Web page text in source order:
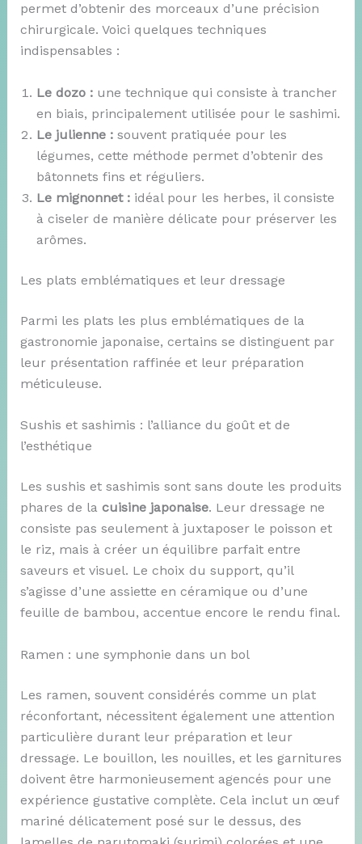
permet d’obtenir des morceaux d’une précision
chirurgicale. Voici quelques techniques
indispensables :
Le dozo :une technique qui consiste à trancher
en biais, principalement utilisée pour le sashimi.
Le julienne :souvent pratiquée pour les
légumes, cette méthode permet d’obtenir des
bâtonnets fins et réguliers.
Le mignonnet :idéal pour les herbes, il consiste
à ciseler de manière délicate pour préserver les
arômes.
Les plats emblématiques et leur dressage
Parmi les plats les plus emblématiques de la
gastronomie japonaise, certains se distinguent par
leur présentation raffinée et leur préparation
méticuleuse.
Sushis et sashimis : l’alliance du goût et de
l’esthétique
Les sushis et sashimis sont sans doute les produits
phares de la cuisine japonaise. Leur dressage ne
consiste pas seulement à juxtaposer le poisson et
le riz, mais à créer un équilibre parfait entre
saveurs et visuel. Le choix du support, qu’il
s’agisse d’une assiette en céramique ou d’une
feuille de bambou, accentue encore le rendu final.
Ramen : une symphonie dans un bol
Les ramen, souvent considérés comme un plat
réconfortant, nécessitent également une attention
particulière durant leur préparation et leur
dressage. Le bouillon, les nouilles, et les garnitures
doivent être harmonieusement agencés pour une
expérience gustative complète. Cela inclut un œuf
mariné délicatement posé sur le dessus, des